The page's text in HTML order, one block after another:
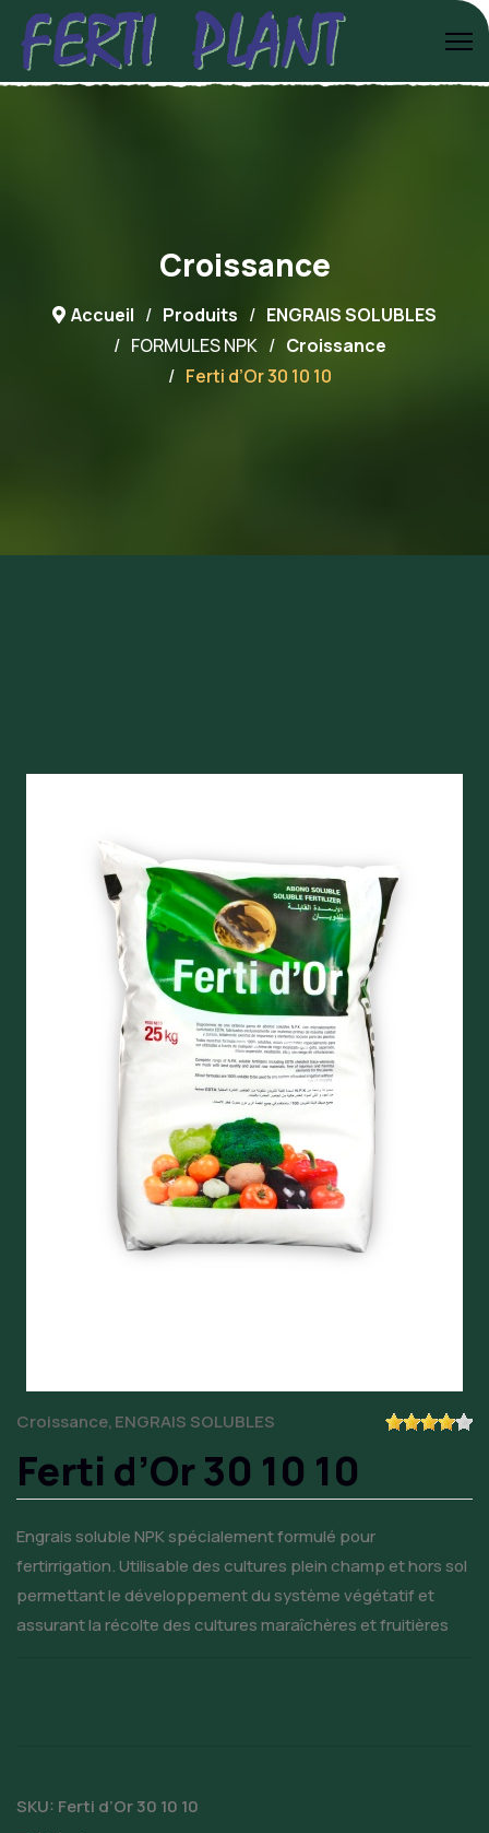
Croissance
Accueil Produits
ENGRAIS SOLUBLES
FORMULES NPK
Croissance
Ferti d’Or 30 10 10
CroissanceENGRAIS SOLUBLES
Ferti d’Or 30 10 10
Engrais soluble NPK spécialement formulé pour
fertirrigation. Utilisable des cultures plein champ et hors sol
permettant le développement du système végétatif et
assurant la récolte des cultures maraîchères et fruitières
SKU: Ferti d’Or 30 10 10